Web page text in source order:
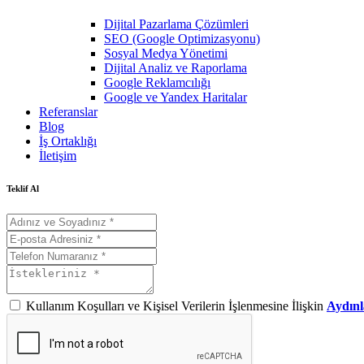
Dijital Pazarlama Çözümleri
SEO (Google Optimizasyonu)
Sosyal Medya Yönetimi
Dijital Analiz ve Raporlama
Google Reklamcılığı
Google ve Yandex Haritalar
Referanslar
Blog
İş Ortaklığı
İletişim
Teklif Al
Kullanım Koşulları ve Kişisel Verilerin İşlenmesine İlişkin